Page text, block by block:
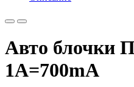
Авто блочки
1A=700mA